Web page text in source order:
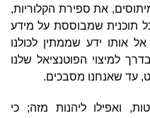
את ספירת הקלוריות,
תוכנית שמבוססת על מידע
אותו ידע שממתין לכולנו
למיצוי הפוטנציאל שלנו
עד שאנחנו מסבכים.
ואפילו ליהנות מזה; כי